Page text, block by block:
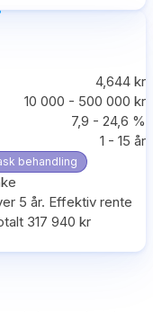
4,644 kr
10 000 - 500 000 kr
7,9 - 24,6 %
1 - 15 år
behandling
5 år. Effektiv rente
317 940 kr